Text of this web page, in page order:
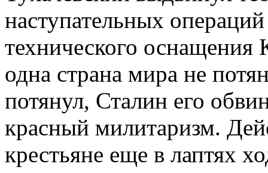
наступательных
технического
одна страна мира не
потянул, Сталин его
красный милитаризм.
крестьяне еще в лаптях